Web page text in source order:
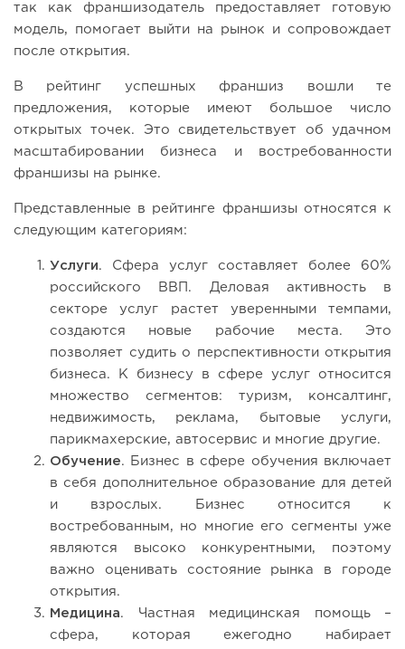
так как франшизодатель предоставляет готовую
модель, помогает выйти на рынок и сопровождает
после открытия.
В рейтинг успешных франшиз вошли те
предложения, которые имеют большое число
открытых точек. Это свидетельствует об удачном
масштабировании бизнеса и востребованности
франшизы на рынке.
Представленные в рейтинге франшизы относятся к
следующим категориям:
Услуги . Сфера услуг составляет более 60%
российского ВВП. Деловая активность в
секторе услуг растет уверенными темпами,
создаются новые рабочие места. Это
позволяет судить о перспективности открытия
бизнеса. К бизнесу в сфере услуг относится
множество сегментов: туризм, консалтинг,
недвижимость, реклама, бытовые услуги,
парикмахерские, автосервис и многие другие.
Обучение . Бизнес в сфере обучения включает
в себя дополнительное образование для детей
и взрослых. Бизнес относится к
востребованным, но многие его сегменты уже
являются высоко конкурентными, поэтому
важно оценивать состояние рынка в городе
открытия.
Медицина . Частная медицинская помощь –
сфера, которая ежегодно набирает